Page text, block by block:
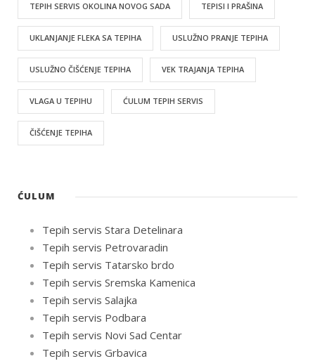
TEPIH SERVIS OKOLINA NOVOG SADA TEPISI I PRAŠINA
UKLANJANJE FLEKA SA TEPIHA USLUŽNO PRANJE TEPIHA
USLUŽNO ČIŠĆENJE TEPIHA VEK TRAJANJA TEPIHA
VLAGA U TEPIHU ĆULUM TEPIH SERVIS
ČIŠĆENJE TEPIHA
ĆULUM
Tepih servis Stara Detelinara
Tepih servis Petrovaradin
Tepih servis Tatarsko brdo
Tepih servis Sremska Kamenica
Tepih servis Salajka
Tepih servis Podbara
Tepih servis Novi Sad Centar
Tepih servis Grbavica